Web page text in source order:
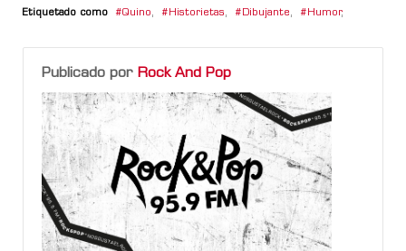
Etiquetado como Quino, Historietas, Dibujante, Humor,
Publicado por Rock And Pop